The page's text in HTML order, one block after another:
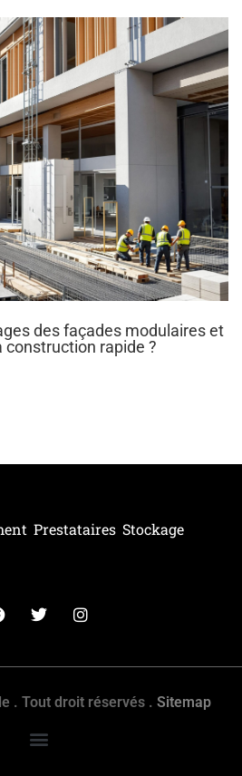
des façades modulaires et
construction rapide ?
Prestataires Stockage
. Tout droit réservés . Sitemap